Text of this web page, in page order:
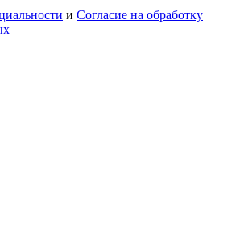
и Согласие на обработку